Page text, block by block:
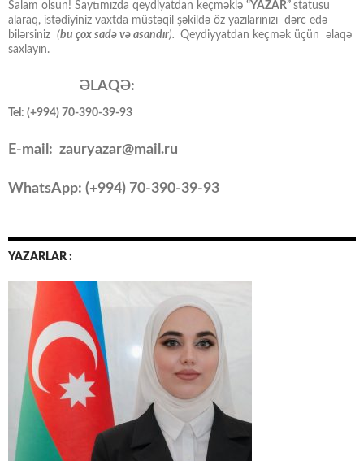
Salam olsun! Saytımızda qeydiyatdan keçməklə “YAZAR” statusu
alaraq, istədiyiniz vaxtda müstəqil şəkildə öz yazılarınızı dərc edə
bilərsiniz (bu çox sadə və asandır). Qeydiyyatdan keçmək üçün əlaqə
saxlayın.
ƏLAQƏ:
Tel: (+994) 70-390-39-93
E-mail: zauryazar@mail.ru
WhatsApp: (+994) 70-390-39-93
YAZARLAR :